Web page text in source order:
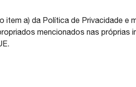
a) da Política de Privacidade e
mencionados nas próprias